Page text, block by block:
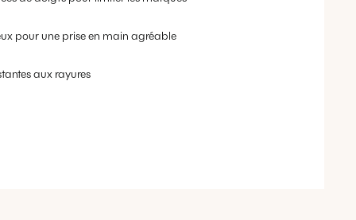
pour une prise en main agréable
aux rayures